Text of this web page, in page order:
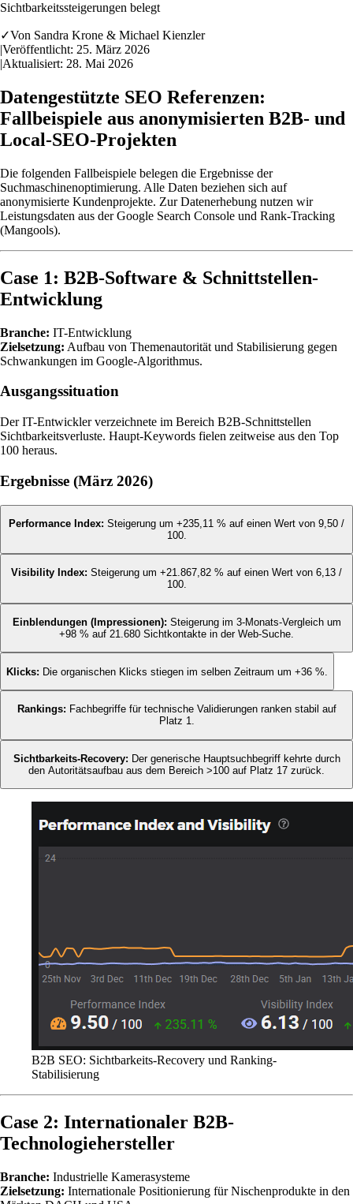
Sichtbarkeitssteigerungen belegt
✓Von Sandra Krone & Michael Kienzler
|Veröffentlicht: 25. März 2026
|Aktualisiert: 28. Mai 2026
Datengestützte SEO Referenzen:
Fallbeispiele aus anonymisierten B2B- und
Local-SEO-Projekten
Die folgenden Fallbeispiele belegen die Ergebnisse der
Suchmaschinenoptimierung. Alle Daten beziehen sich auf
anonymisierte Kundenprojekte. Zur Datenerhebung nutzen wir
Leistungsdaten aus der Google Search Console und Rank-Tracking
(Mangools).
Case 1: B2B-Software & Schnittstellen-
Entwicklung
Branche: IT-Entwicklung
Zielsetzung: Aufbau von Themenautorität und Stabilisierung gegen
Schwankungen im Google-Algorithmus.
Ausgangssituation
Der IT-Entwickler verzeichnete im Bereich B2B-Schnittstellen
Sichtbarkeitsverluste. Haupt-Keywords fielen zeitweise aus den Top
100 heraus.
Ergebnisse (März 2026)
Performance Index: Steigerung um +235,11 % auf einen Wert von 9,50 /
100.
Visibility Index: Steigerung um +21.867,82 % auf einen Wert von 6,13 /
100.
Einblendungen (Impressionen): Steigerung im 3-Monats-Vergleich um
+98 % auf 21.680 Sichtkontakte in der Web-Suche.
Klicks: Die organischen Klicks stiegen im selben Zeitraum um +36 %.
Rankings: Fachbegriffe für technische Validierungen ranken stabil auf
Platz 1.
Sichtbarkeits-Recovery: Der generische Hauptsuchbegriff kehrte durch
den Autoritätsaufbau aus dem Bereich >100 auf Platz 17 zurück.
B2B SEO: Sichtbarkeits-Recovery und Ranking-
Stabilisierung
Case 2: Internationaler B2B-
Technologiehersteller
Branche: Industrielle Kamerasysteme
Zielsetzung: Internationale Positionierung für Nischenprodukte in den